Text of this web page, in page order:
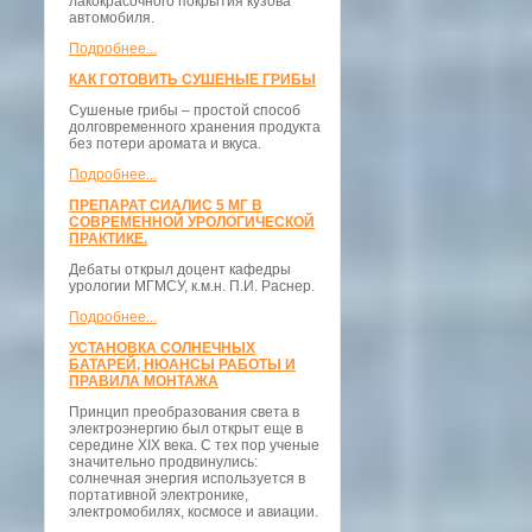
автомобиля.
Подробнее...
КАК ГОТОВИТЬ СУШЕНЫЕ ГРИБЫ
Сушеные грибы – простой способ
долговременного хранения продукта
без потери аромата и вкуса.
Подробнее...
ПРЕПАРАТ СИАЛИС 5 МГ В
СОВРЕМЕННОЙ УРОЛОГИЧЕСКОЙ
ПРАКТИКЕ.
Дебаты открыл доцент кафедры
урологии МГМСУ, к.м.н. П.И. Раснер.
Подробнее...
УСТАНОВКА СОЛНЕЧНЫХ
БАТАРЕЙ, НЮАНСЫ РАБОТЫ И
ПРАВИЛА МОНТАЖА
Принцип преобразования света в
электроэнергию был открыт еще в
середине XIX века. С тех пор ученые
значительно продвинулись:
солнечная энергия используется в
портативной электронике,
электромобилях, космосе и авиации.